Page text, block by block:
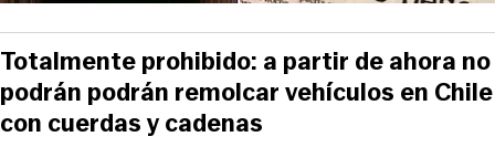
Totalmente prohibido: a partir de ahora no
podrán podrán remolcar vehículos en Chile
con cuerdas y cadenas